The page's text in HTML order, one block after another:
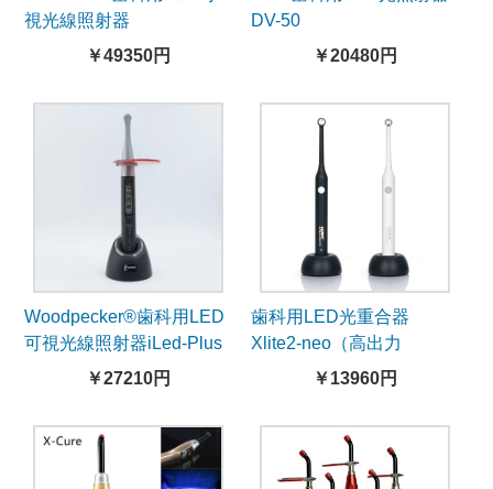
視光線照射器
￥49350円
DV-50
￥20480円
Woodpecker®歯科用LED
可視光線照射器iLed-Plus
￥27210円
歯科用LED光重合器
Xlite2-neo（高出力
2300mW/cm²）
￥13960円